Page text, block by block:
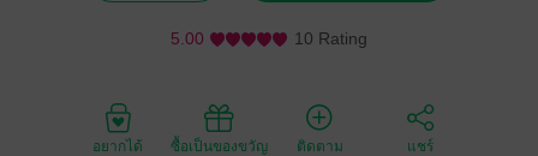
5.00 10 Rating
อยากได้ ซื้อเป็นของขวัญ ติดตาม แชร์